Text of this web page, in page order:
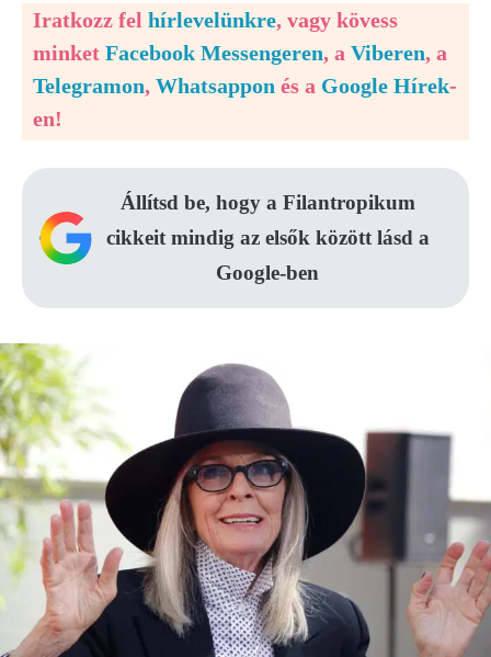
Iratkozz fel hírlevelünkre, vagy kövess
minket Facebook Messengeren, a Viberen, a
Telegramon, Whatsappon és a Google Hírek-
en!
Állítsd be, hogy a Filantropikum
cikkeit mindig az elsők között lásd a
Google-ben